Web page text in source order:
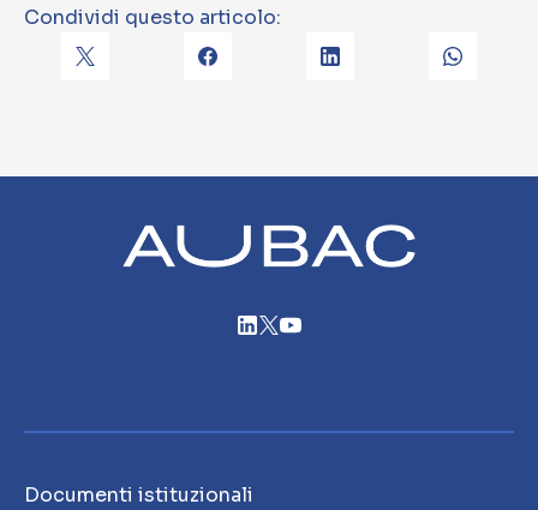
Condividi questo articolo:
Documenti istituzionali